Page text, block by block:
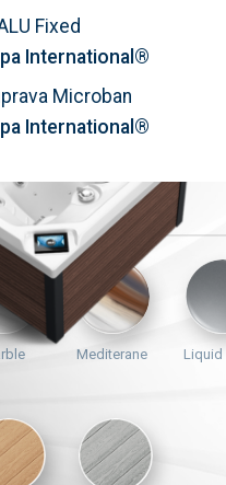
Fixed
International®
Microban
International®
Trysky
Mediterane Liquid